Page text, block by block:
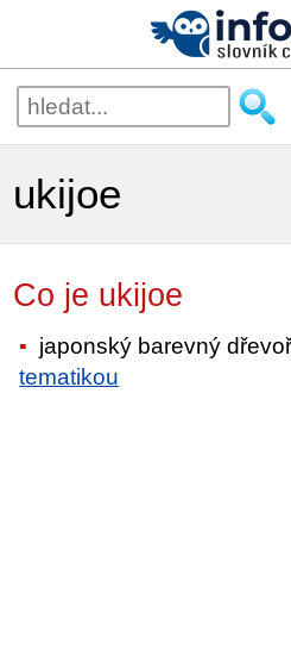
ukijoe
Co je ukijoe
japonský barevný
tematikou